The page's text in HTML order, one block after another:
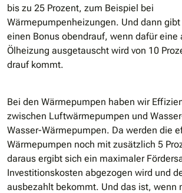
bis zu 25 Prozent, zum Beispiel bei
Wärmepumpenheizungen. Und dann
einen Bonus obendrauf, wenn dafür eine
Ölheizung ausgetauscht wird von 10
drauf kommt.
Bei den Wärmepumpen haben wir
zwischen Luftwärmepumpen und
Wasser-Wärmepumpen. Da werden die
Wärmepumpen noch mit zusätzlich 5
daraus ergibt sich ein maximaler
Investitionskosten abgezogen wird und
ausbezahlt bekommt. Und das ist, wenn